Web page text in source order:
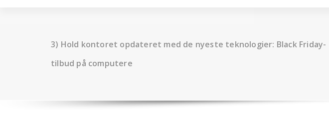
3) Hold kontoret opdateret med de nyeste teknologier: Black Friday-
tilbud på computere